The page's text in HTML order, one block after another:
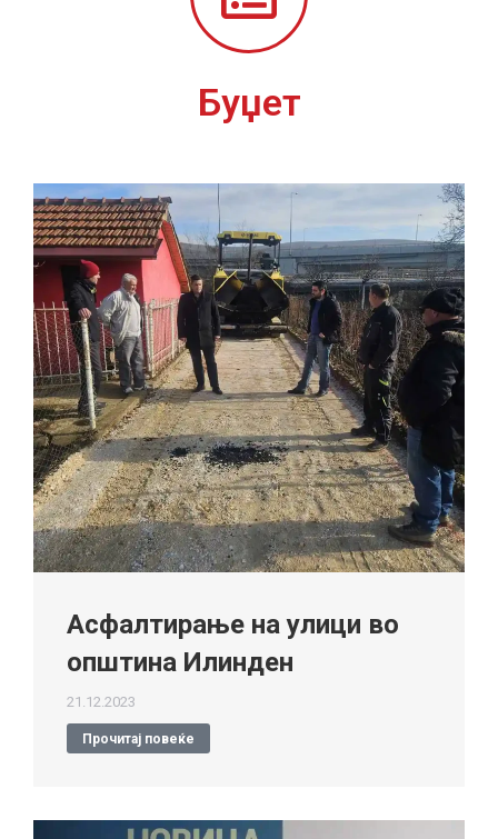
Буџет
Асфалтирање на улици во
општина Илинден
21.12.2023
Прочитај повеќе